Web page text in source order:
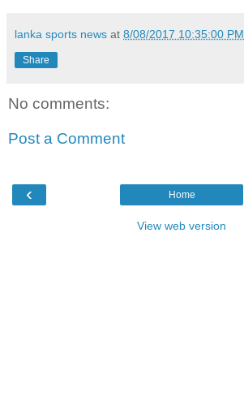
lanka sports news at 8/08/2017 10:35:00 PM
Share
No comments:
Post a Comment
‹ Home
View web version